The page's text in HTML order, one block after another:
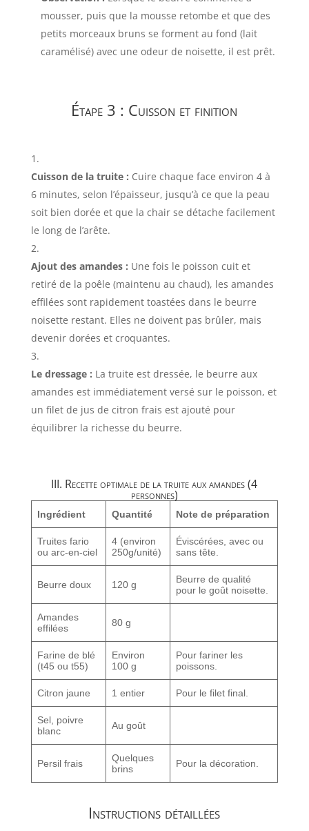
mousser, puis que la mousse retombe et que des
petits morceaux bruns se forment au fond (lait
caramélisé) avec une odeur de noisette, il est prêt.
Étape 3 : Cuisson et finition
Cuisson de la truite : Cuire chaque face environ 4 à
6 minutes, selon l’épaisseur, jusqu’à ce que la peau
soit bien dorée et que la chair se détache facilement
le long de l’arête.
Ajout des amandes : Une fois le poisson cuit et
retiré de la poêle (maintenu au chaud), les amandes
effilées sont rapidement toastées dans le beurre
noisette restant. Elles ne doivent pas brûler, mais
devenir dorées et croquantes.
Le dressage : La truite est dressée, le beurre aux
amandes est immédiatement versé sur le poisson, et
un filet de jus de citron frais est ajouté pour
équilibrer la richesse du beurre.
III. Recette optimale de la truite aux amandes (4
personnes)
Ingrédient Quantité Note de préparation
Truites fario
ou arc-en-ciel
4 (environ
250g/unité)
Éviscérées, avec ou
sans tête.
Beurre doux 120 g
Beurre de qualité
pour le goût noisette.
Amandes
effilées
80 g
Farine de blé
(t45 ou t55)
Environ
100 g
Pour fariner les
poissons.
Citron jaune 1 entier Pour le filet final.
Sel, poivre
blanc
Au goût
Persil frais
Quelques
brins
Pour la décoration.
Instructions détaillées